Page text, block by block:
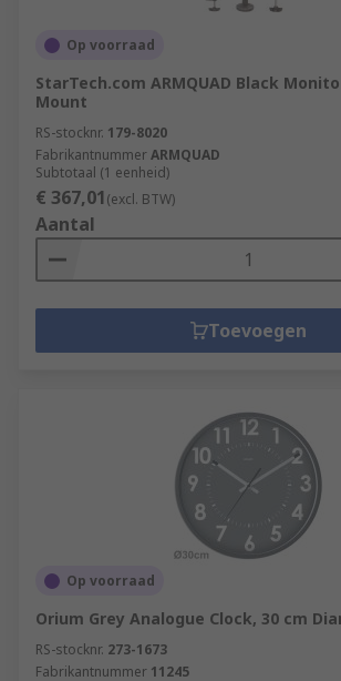
Op voorraad
StarTech.com ARMQUAD Black
Mount
RS-stocknr. 179-8020
FabrikantnummerARMQUAD
Subtotaal (1 eenheid)
€ 367,01(excl. BTW)
Aantal
Toevoegen
Op voorraad
Orium Grey Analogue Clock, 30 cm
RS-stocknr. 273-1673
Fabrikantnummer 11245